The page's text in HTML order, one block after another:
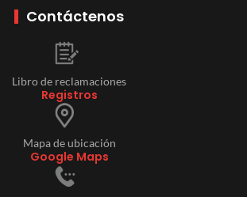
Contáctenos
Libro de reclamaciones
Registros
Mapa de ubicación
Google Maps